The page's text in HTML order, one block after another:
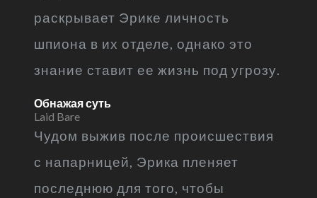
раскрывает Эрике личность
шпиона в их отделе, однако это
знание ставит ее жизнь под угрозу.
Обнажая суть
Laid Bare
Чудом выжив после происшествия
с напарницей, Эрика пленяет
последнюю для того, чтобы